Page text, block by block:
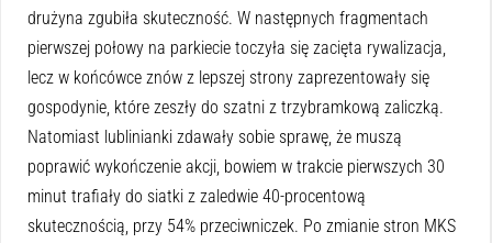
drużyna zgubiła skuteczność. W następnych fragmentach
pierwszej połowy na parkiecie toczyła się zacięta rywalizacja,
lecz w końcówce znów z lepszej strony zaprezentowały się
gospodynie, które zeszły do szatni z trzybramkową zaliczką.
Natomiast lublinianki zdawały sobie sprawę, że muszą
poprawić wykończenie akcji, bowiem w trakcie pierwszych 30
minut trafiały do siatki z zaledwie 40-procentową
skutecznością, przy 54% przeciwniczek. Po zmianie stron MKS